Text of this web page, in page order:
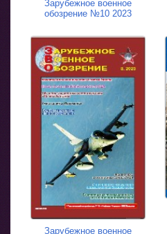
Зарубежное военное
обозрение №10 2023
Зарубежное военное